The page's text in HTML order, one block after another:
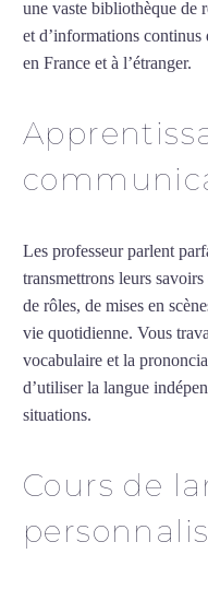
une vaste bibliothèque de
et d’informations
en France et à l’étranger.
Les professeur parlent
transmettrons leurs
de rôles, de mises en
vie quotidienne. Vous
vocabulaire et la
d’utiliser la langue
situations.
Cours de